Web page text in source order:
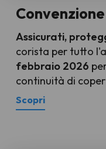
Assicurati,
corista per tutto
febbraio 2026
continuità di
Scopri